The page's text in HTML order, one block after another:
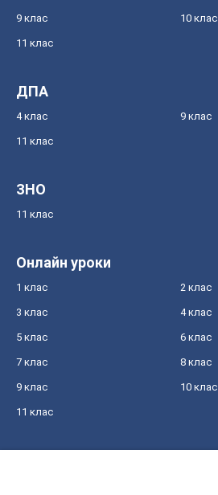
9 клас 10 клас
11 клас
ДПА
4 клас 9 клас
11 клас
ЗНО
11 клас
Онлайн уроки
1 клас 2 клас
3 клас 4 клас
5 клас 6 клас
7 клас 8 клас
9 клас 10 клас
11 клас